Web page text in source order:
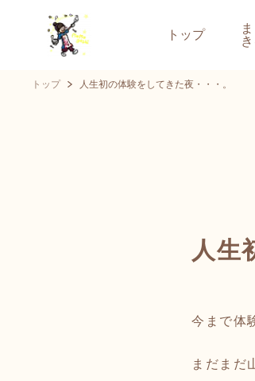
トップ
トップ 人生初の体験をしてきた夜・・・。
人生
今まで体
まだまだ